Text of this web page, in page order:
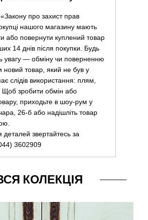
про захист прав
нашого магазину мають
або повернути куплений товар
14 днів після покупки. Будь
увагу — обміну чи поверненню
новий товар, який не був у
слідів використання: плям,
Щоб зробити обмін або
приходьте в шоу-рум у
26-б або надішліть товар
деталей звертайтесь за
3602909
КОЛЕКЦІЯ